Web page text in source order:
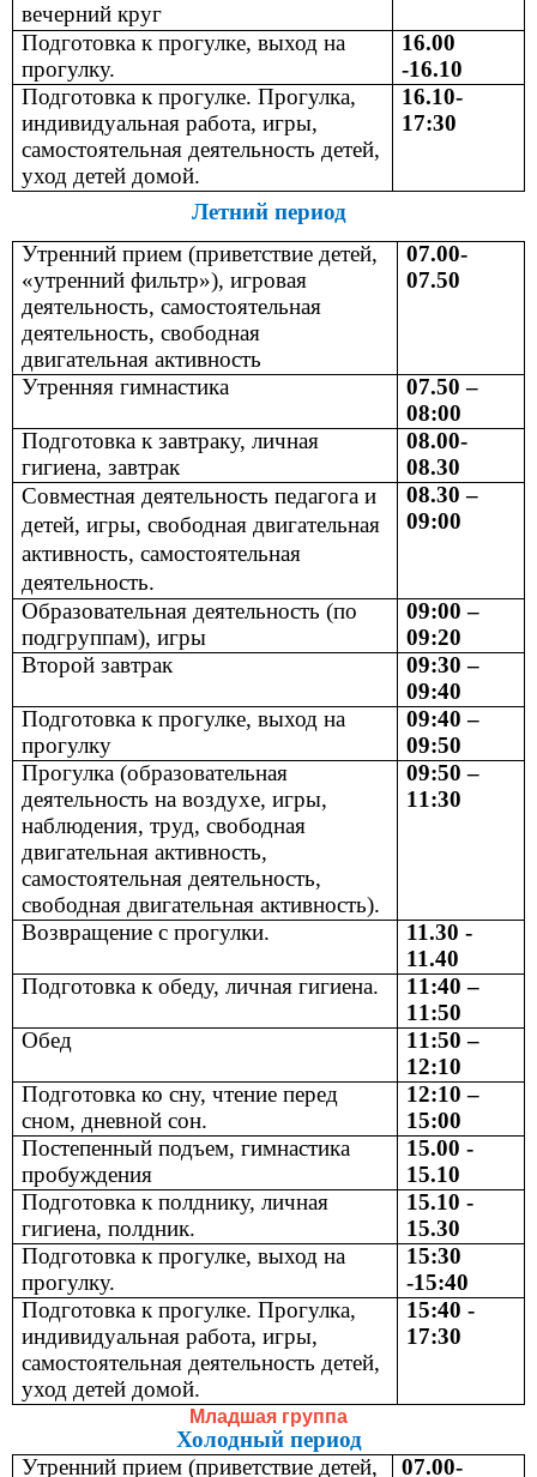
вечерний круг
Подготовка к прогулке, выход на
прогулку.
16.00
-16.10
Подготовка к прогулке. Прогулка,
индивидуальная работа, игры,
самостоятельная деятельность детей,
уход детей домой.
16.10-
17:30
Летний период
Утренний прием (приветствие детей,
«утренний фильтр»), игровая
деятельность, самостоятельная
деятельность, свободная
двигательная активность
07.00-
07.50
Утренняя гимнастика
07.50 –
08:00
Подготовка к завтраку, личная
гигиена, завтрак
08.00-
08.30
Совместная деятельность педагога и
детей, игры, свободная двигательная
активность, самостоятельная
деятельность.
08.30 –
09:00
Образовательная деятельность (по
подгруппам), игры
09:00 –
09:20
Второй завтрак
09:30 –
09:40
Подготовка к прогулке, выход на
прогулку
09:40 –
09:50
Прогулка (образовательная
деятельность на воздухе, игры,
наблюдения, труд, свободная
двигательная активность,
самостоятельная деятельность,
свободная двигательная активность).
09:50 –
11:30
Возвращение с прогулки.
11.30 -
11.40
Подготовка к обеду, личная гигиена.
11:40 –
11:50
Обед
11:50 –
12:10
Подготовка ко сну, чтение перед
сном, дневной сон.
12:10 –
15:00
Постепенный подъем, гимнастика
пробуждения
15.00 -
15.10
Подготовка к полднику, личная
гигиена, полдник.
15.10 -
15.30
Подготовка к прогулке, выход на
прогулку.
15:30
-15:40
Подготовка к прогулке. Прогулка,
индивидуальная работа, игры,
самостоятельная деятельность детей,
уход детей домой.
15:40 -
17:30
Младшая группа
Холодный период
Утренний прием (приветствие детей,
07.00-